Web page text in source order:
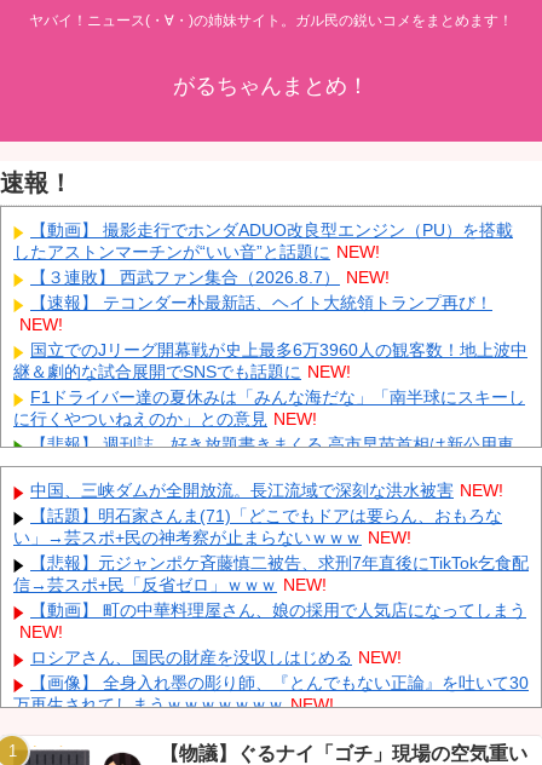
ヤバイ！ニュース(・∀・)の姉妹サイト。ガル民の鋭いコメをまとめます！
がるちゃんまとめ！
速報！
【動画】 撮影走行でホンダADUO改良型エンジン（PU）を搭載
したアストンマーチンが“いい音”と話題に NEW!
【３連敗】 西武ファン集合（2026.8.7）
NEW!
【速報】 テコンダー朴最新話、ヘイト大統領トランプ再び！
NEW!
国立でのJリーグ開幕戦が史上最多6万3960人の観客数！地上波中
継＆劇的な試合展開でSNSでも話題に NEW!
F1ドライバー達の夏休みは「みんな海だな」「南半球にスキーし
に行くやついねえのか」との意見 NEW!
【悲報】 週刊誌、好き放題書きまくる 高市早苗首相は新公用車
の贅を尽くした後部座席でたばこを吸うのが至福の時間「どんどん
延びる乗車時間」 NEW!
タトゥー彫り師さん「刺青入れてる奴は全員バカです」→30万再
生ｗｗｗｗｗｗ NEW!
中国人のリウさん、新エネ車で国境越えたら遠隔操作で30時間ロ
ックされる！ NEW!
K-POPアイドルの約半数が3年後には姿を消す…損益分岐点突破
は4％未満
彫り師YouTuber・しげち「刺青タトゥー入れてる奴は全員バカで
す」「すごい民度低い」「5000円好きなんすよ、バカって」
NEW!
中国、三峡ダムが全開放流。長江流域で深刻な洪水被害 NEW!
【話題】明石家さんま(71)「どこでもドアは要らん、おもろな
い」→芸スポ+民の神考察が止まらないｗｗｗ NEW!
【悲報】元ジャンポケ斉藤慎二被告、求刑7年直後にTikTok乞食配
信→芸スポ+民「反省ゼロ」ｗｗｗ NEW!
【動画】 町の中華料理屋さん、娘の採用で人気店になってしまう
NEW!
ロシアさん、国民の財産を没収しはじめる NEW!
【画像】 全身入れ墨の彫り師、『とんでもない正論』を吐いて30
万再生されてしまうｗｗｗｗｗｗｗ NEW!
ズに全滅ｗｗｗ
NEW!【物議】ぐるナイ「ゴチ」現場の空気重い